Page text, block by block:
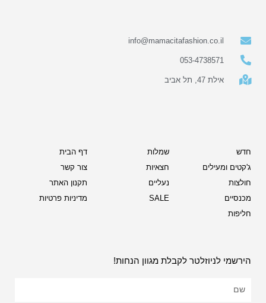
info@mamacitafashion.co.il
053-4738571
אילת 47, תל אביב
חדש
ג'קטים ומעילים
חולצות
מכנסיים
חליפות
שמלות
חצאיות
נעליים
SALE
דף הבית
צור קשר
תקנון האתר
מדיניות פרטיות
הירשמי לניוזלטר לקבלת מגוון הנחות!